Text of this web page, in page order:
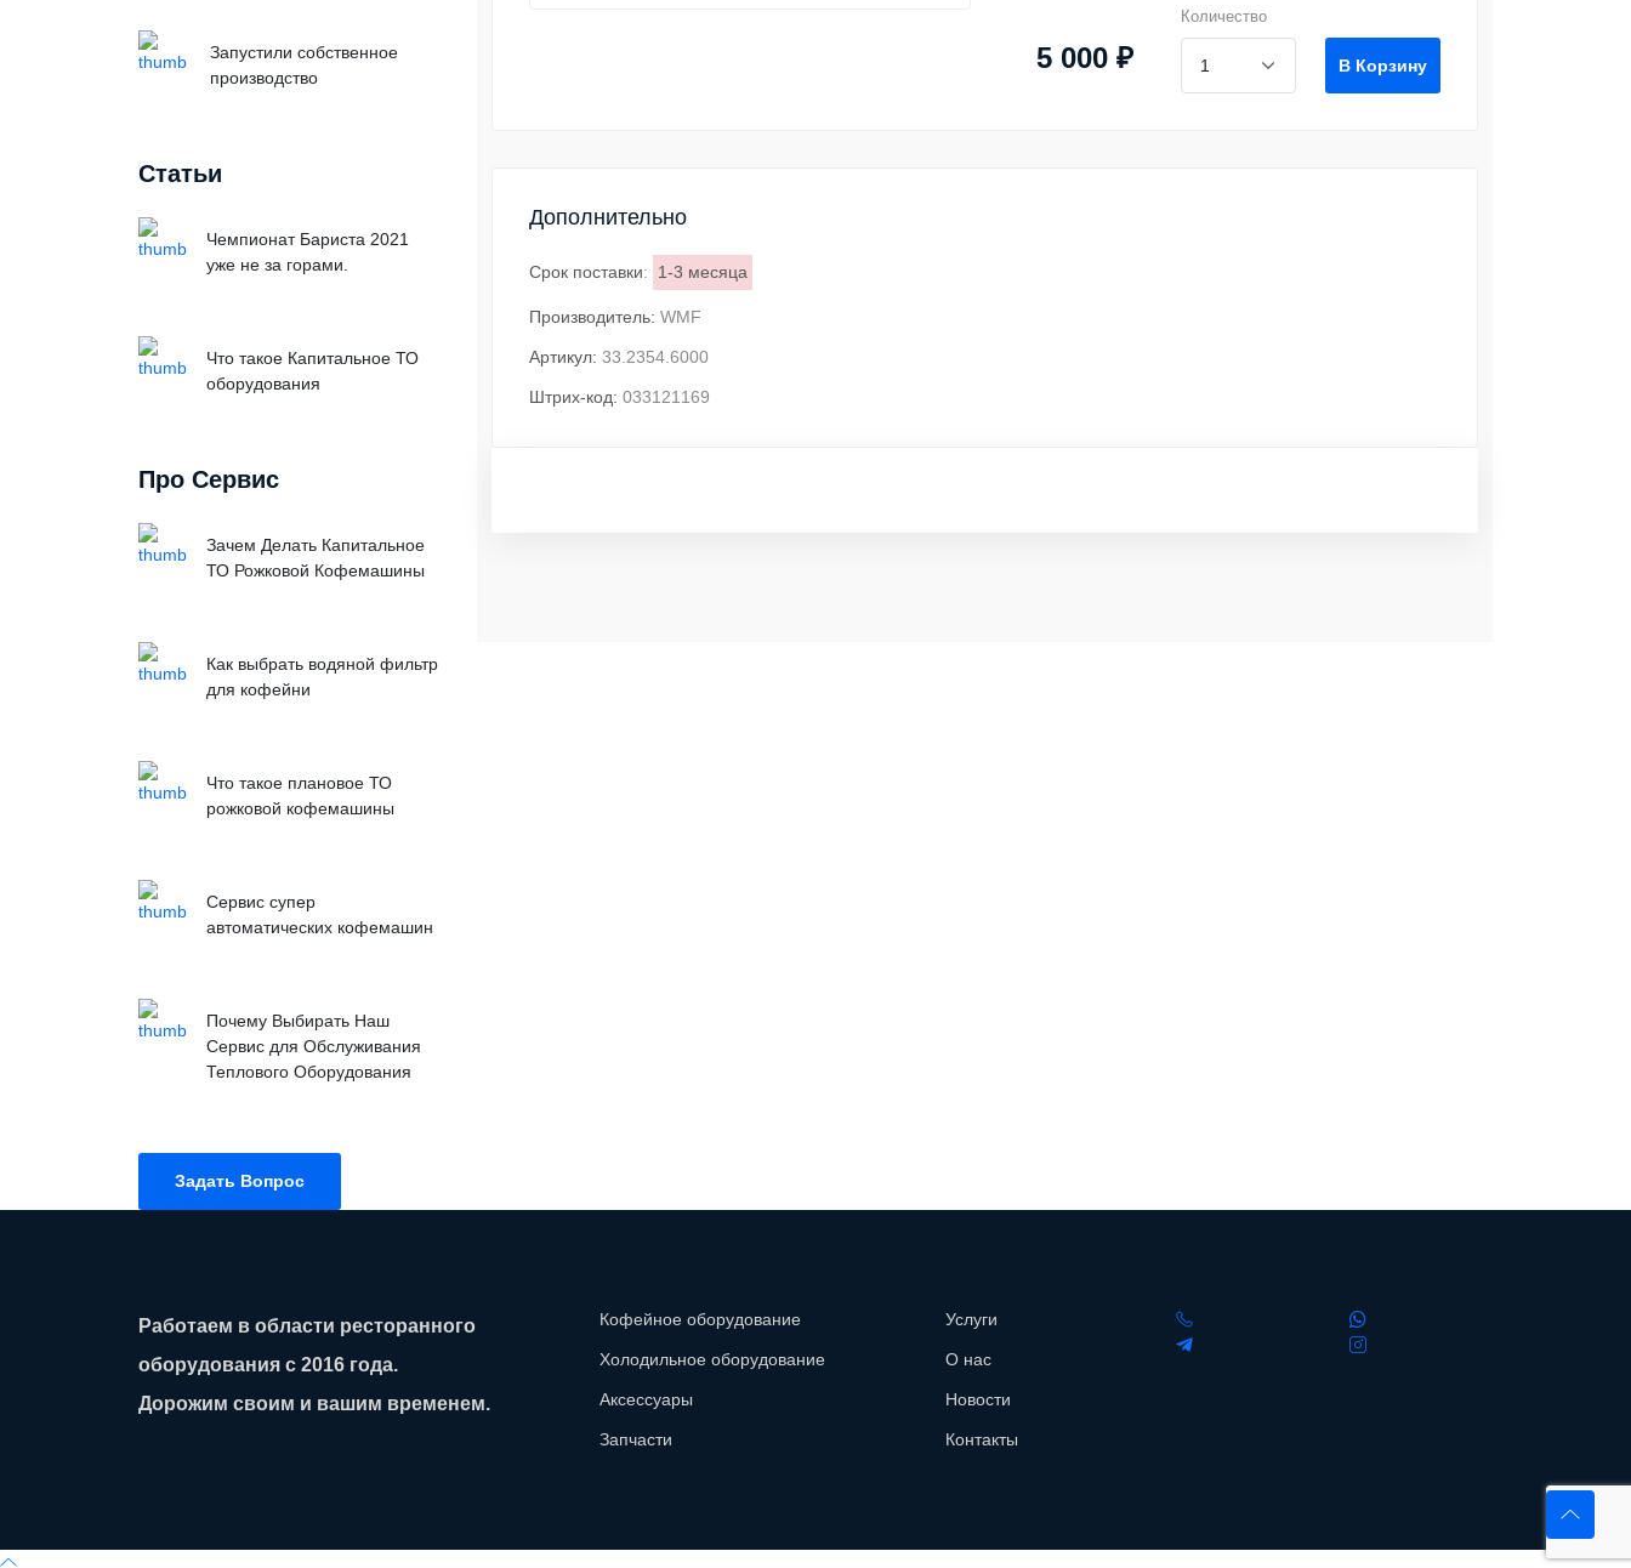
Запустили собственное
производство
Статьи
Чемпионат Бариста 2021
уже не за горами.
Что такое Капитальное ТО
оборудования
Про Сервис
Зачем Делать Капитальное
ТО Рожковой Кофемашины
Как выбрать водяной фильтр
для кофейни
Что такое плановое ТО
рожковой кофемашины
Сервис супер
автоматических кофемашин
Почему Выбирать Наш
Сервис для Обслуживания
Теплового Оборудования
Задать Вопрос
5 000 ₽
Количество
В Корзину
Дополнительно
Срок поставки: 1-3 месяца
Производитель: WMF
Артикул: 33.2354.6000
Штрих-код: 033121169
Работаем в области ресторанного
оборудования с 2016 года.
Дорожим своим и вашим временем.
Кофейное оборудование
Холодильное оборудование
Аксессуары
Запчасти
Услуги
О нас
Новости
Контакты